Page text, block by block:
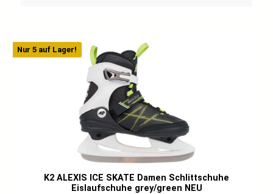
Nur 5 auf Lager!
K2 ALEXIS ICE SKATE Damen Schlittschuhe
Eislaufschuhe grey/green NEU